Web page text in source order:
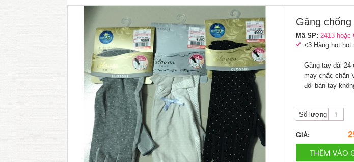
Còn hàng
Găng
Mã SP: 2413 hoặc
<3 Hàng hot hot
Găng tay dài
may chắc chắn
đôi bàn tay
Số lượng
GIÁ: